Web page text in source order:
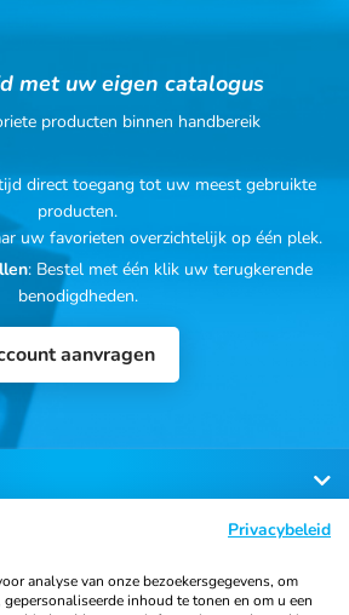
met uw eigen catalogus
producten binnen handbereik
direct toegang tot uw meest gebruikte
producten.
uw favorieten overzichtelijk op één plek.
: Bestel met één klik uw terugkerende
benodigdheden.
aanvragen
Privacybeleid
analyse van onze bezoekersgegevens, om
inhoud te tonen en om u een